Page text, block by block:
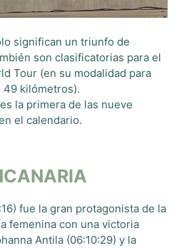
significan un triunfo de
son clasificatorias para el
Tour (en su modalidad para
49 kilómetros).
la primera de las nueve
el calendario.
fue la gran protagonista de la
femenina con una victoria
Antila (06:10:29) y la